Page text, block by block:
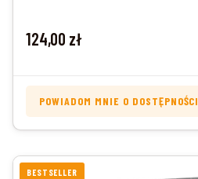
Cena
124,00 zł
POWIADOM MNIE O DOSTĘPNOŚCI
BESTSELLER